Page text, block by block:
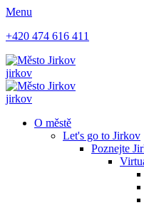
Menu
+420 474 616 411
jirkov
jirkov
O městě
Let's go to Jirkov
Poznejte